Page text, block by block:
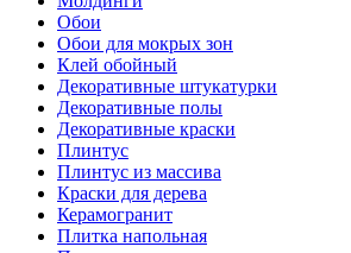
Обои
Обои для мокрых зон
Клей обойный
Декоративные штукатурки
Декоративные полы
Декоративные краски
Плинтус
Плинтус из массива
Краски для дерева
Керамогранит
Плитка напольная